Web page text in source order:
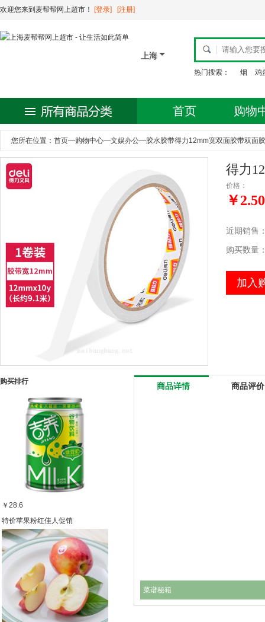
欢迎您来到麦帮帮网上超市！ [登录] [注册]
上海
热门搜索： 烟 鸡
首页 购物
您所在位置： 首页—购物中心—文娱办公—胶水胶带得力12mm宽双面胶带双面
得力
价格：
￥2.50
近期销售
购买数量
加入
购买排行
￥28.6
特价苹果粉红佳人促销
商品详情 商品评价
菜谱秘籍